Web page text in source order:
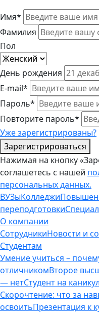
Имя*
Фамилия
Пол
День рождения
E-mail*
Пароль*
Повторите пароль*
Уже зарегистрированы?
Зарегистрироваться
Нажимая на кнопку
соглашетесь с нашей
персональных данных.
ВУЗыКолледжи
переподготовки
О компании
СотрудникиНовости и
Студентам
Умение учиться –
отличникомВторое
— нетСтудент на
Скорочтение: что за
освоитьПрезентация к